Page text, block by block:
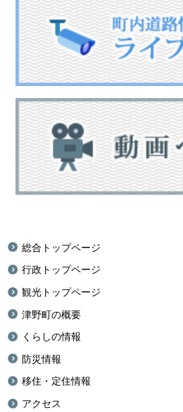
総合トップページ
行政トップページ
観光トップページ
津野町の概要
くらしの情報
防災情報
移住・定住情報
アクセス